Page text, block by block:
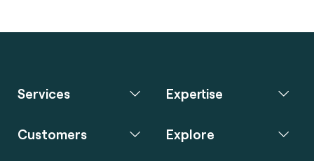
Services Expertise
Customers Explore